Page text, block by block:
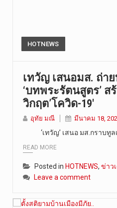
HOTNEWS
เทวัญ เสนอมส. ถ่า
‘บทพระรัตนสูตร’ ส
วิกฤต’โควิด-19′
อุทัย มณี มีนาคม 18,
‘เทวัญ’ เสนอ มส.กราบทูลเ
READ MORE
Posted in HOTNEWS, ข่าว
Leave a comment